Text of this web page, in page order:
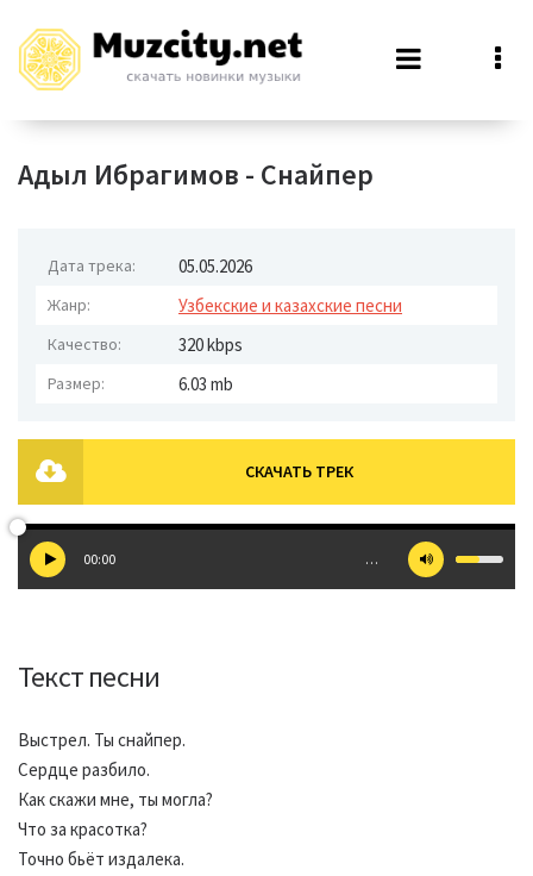
Адыл Ибрагимов - Снайпер
Дата трека: 05.05.2026
Жанр: Узбекские и казахские песни
Качество: 320 kbps
Размер: 6.03 mb
СКАЧАТЬ ТРЕК
00:00 …
Текст песни
Выстрел. Ты снайпер.
Сердце разбило.
Как скажи мне, ты могла?
Что за красотка?
Точно бьёт издалека.